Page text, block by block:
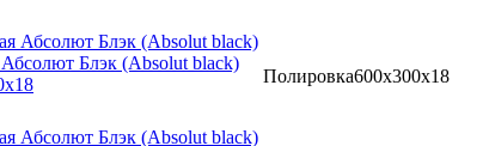
Блэк (Absolut black)
Полировка600x300x18